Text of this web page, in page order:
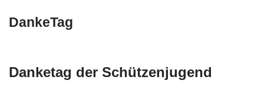
DankeTag
Danketag der Schützenjugend